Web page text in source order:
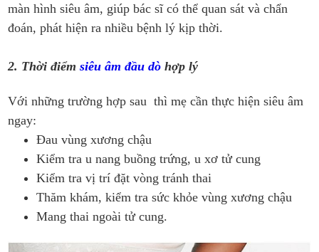
màn hình siêu âm, giúp bác sĩ có thể quan sát và chẩn
đoán, phát hiện ra nhiều bệnh lý kịp thời.
2. Thời điểmsiêu âm đầu dò hợp lý
Với những trường hợp sau thì mẹ cần thực hiện siêu âm
ngay:
Đau vùng xương chậu
Kiểm tra u nang buồng trứng, u xơ tử cung
Kiểm tra vị trí đặt vòng tránh thai
Thăm khám, kiểm tra sức khỏe vùng xương chậu
Mang thai ngoài tử cung.